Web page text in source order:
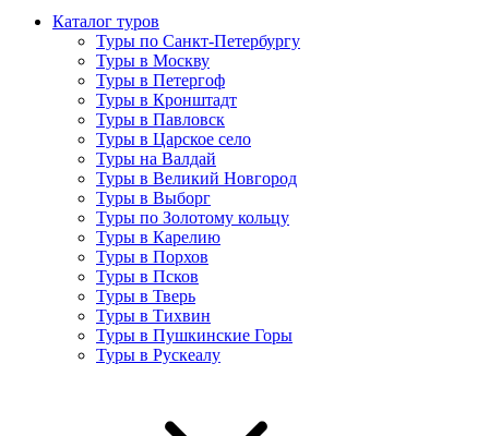
Каталог туров
Туры по Санкт-Петербургу
Туры в Москву
Туры в Петергоф
Туры в Кронштадт
Туры в Павловск
Туры в Царское село
Туры на Валдай
Туры в Великий Новгород
Туры в Выборг
Туры по Золотому кольцу
Туры в Карелию
Туры в Порхов
Туры в Псков
Туры в Тверь
Туры в Тихвин
Туры в Пушкинские Горы
Туры в Рускеалу